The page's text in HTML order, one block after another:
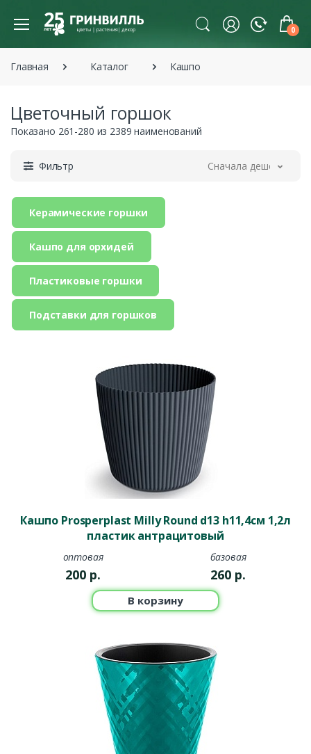
0
Главная Каталог Кашпо
Цветочный горшок
Показано 261-280 из 2389 наименований
Фильтр Сначала дешевле
Керамические горшки
Кашпо для орхидей
Пластиковые горшки
Подставки для горшков
Кашпо Prosperplast Milly Round d13 h11,4см 1,2л
пластик антрацитовый
оптовая
200 р.
базовая
260 р.
В корзину